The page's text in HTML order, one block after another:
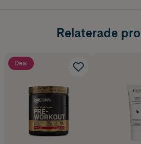
Relaterade
Deal